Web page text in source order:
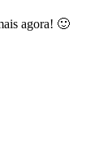
agora! 🙂